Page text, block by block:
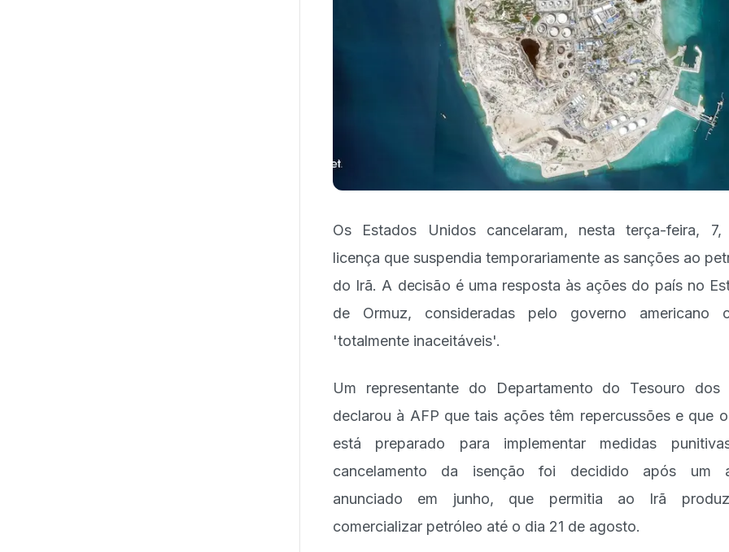
Os Estados Unidos cancelaram, nesta terça-feira, 7,
licença que suspendia temporariamente as sanções ao
do Irã. A decisão é uma resposta às ações do país no
de Ormuz, consideradas pelo governo americano
'totalmente inaceitáveis'.
Um representante do Departamento do Tesouro dos
declarou à AFP que tais ações têm repercussões e que
está preparado para implementar medidas
cancelamento da isenção foi decidido após um
anunciado em junho, que permitia ao Irã
comercializar petróleo até o dia 21 de agosto.